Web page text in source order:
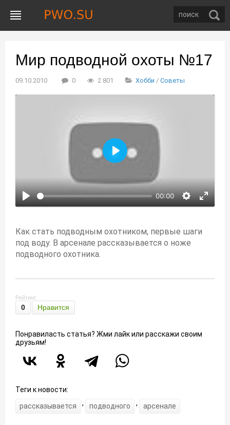
Мир подводной охоты №17
09.10.2010 0 2 801 Хобби / Советы
00:00
Воспроизвести
Как стать подводным охотником, первые шаги
под воду. В арсенале рассказывается о ноже
подводного охотника.
Рейтинг:
0 Нравится
Понравиласть статья? Жми лайк или расскажи своим
друзьям!
Теги к новости:
рассказывается
, подводного , арсенале